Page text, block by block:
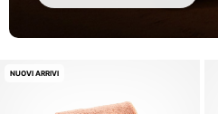
NUOVI ARRIVI